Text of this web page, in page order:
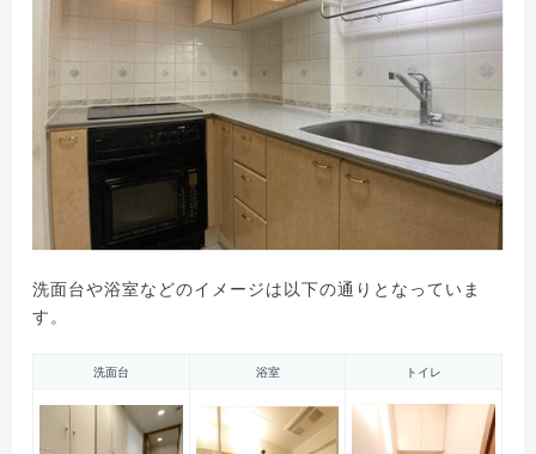
洗面台や浴室などのイメージは以下の通りとなっていま
す。
洗面台 浴室 トイレ